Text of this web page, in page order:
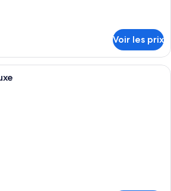
Voir les prix
Une chambre d’hôtel avec un lit,